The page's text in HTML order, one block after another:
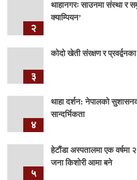
२
थाहानगरः साउनमा संस्था र
क्याम्पियन’
३
कोदो खेती संरक्षण र
४
थाहा दर्शन: नेपालको
सान्दर्भिकता
५
हेटौंडा अस्पतालमा एक वर्षमा
जना किशोरी आमा बने